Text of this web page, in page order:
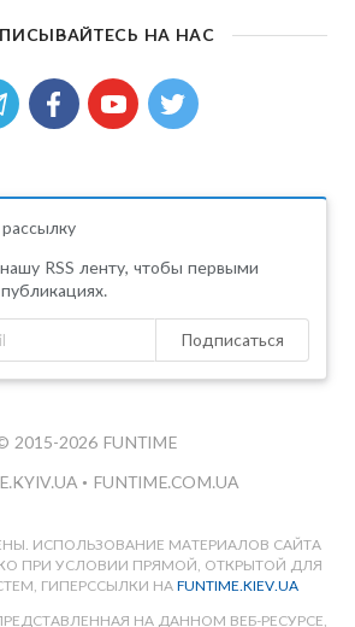
НА НАС
RSS ленту, чтобы первыми
Подписаться
2015-2026 FUNTIME
• FUNTIME.COM.UA
ИСПОЛЬЗОВАНИЕ МАТЕРИАЛОВ САЙТА
ПРИ УСЛОВИИ ПРЯМОЙ, ОТКРЫТОЙ ДЛЯ
ГИПЕРССЫЛКИ НА FUNTIME.KIEV.UA
НА ДАННОМ ВЕБ-РЕСУРСЕ,